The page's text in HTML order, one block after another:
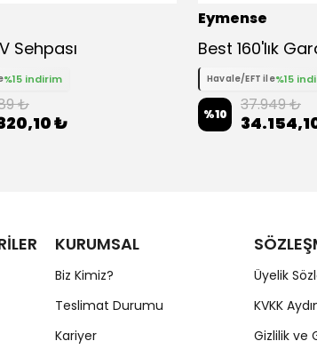
Sehpası
%15 indirim
₺
₺
Eymense
Best 160'lık
Havale/EFT ile%15
%10 37.949 ₺
KURUMSAL
Biz Kimiz?
Teslimat Durumu
Kariyer
Üyelik
KVKK
Gizlilik ve